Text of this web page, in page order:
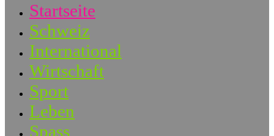
Startseite
Schweiz
International
Wirtschaft
Sport
Leben
Spass